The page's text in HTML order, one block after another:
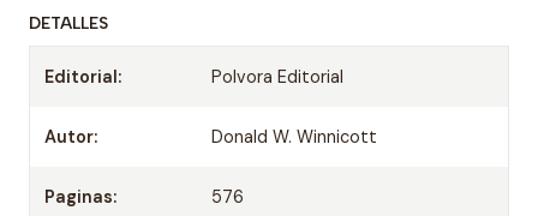
DETALLES
Editorial: Polvora Editorial
Autor: Donald W. Winnicott
Paginas: 576